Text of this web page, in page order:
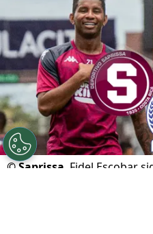
©Saprissa Fidel Escobar